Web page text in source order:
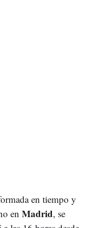
en tiempo y
en Madrid, se